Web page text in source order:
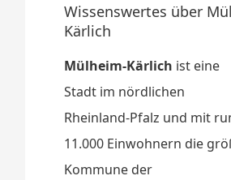
Wissenswertes über
Kärlich
Mülheim-Kärlich ist eine
Stadt im nördlichen
Rheinland-Pfalz und mit
11.000 Einwohnern die
Kommune der